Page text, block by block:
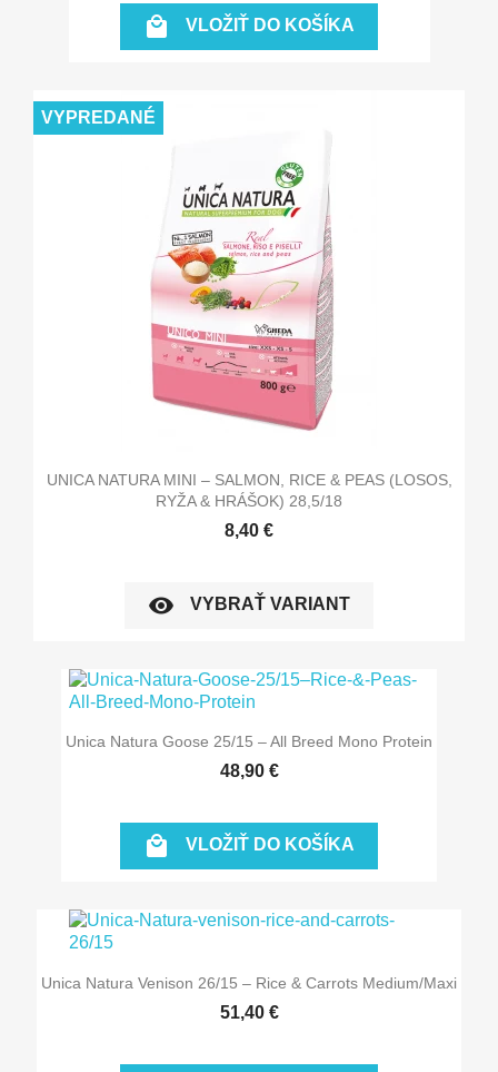
 VLOŽIŤ DO KOŠÍKA
UNICA NATURA MINI – SALMON, RICE & PEAS (LOSOS,
RYŽA & HRÁŠOK) 28,5/18
8,40 €
visibility VYBRAŤ VARIANT
VYPREDANÉ
Unica Natura Goose 25/15 – All Breed Mono Protein
48,90 €
 VLOŽIŤ DO KOŠÍKA
Unica Natura Venison 26/15 – Rice & Carrots Medium/Maxi
51,40 €